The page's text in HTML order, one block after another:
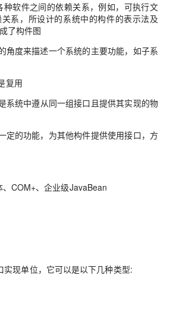
种软件之间的依赖关系，例如，可执行文
系，所设计的系统中的构件的表示法及
了构件图
度来描述一个系统的主要功能，如子系
复用
统中遵从同一组接口且提供其实现的物
的功能，为其他构件提供使用接口，方
COM+、企业级JavaBean
实现单位，它可以是以下几种类型: